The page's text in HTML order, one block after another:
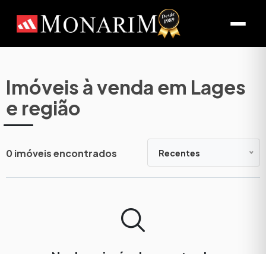
Imóveis à venda em Lages
e região
0 imóveis encontrados Recentes